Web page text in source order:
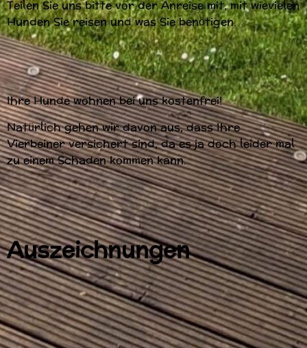
Teilen Sie uns bitte vor der Anreise mit, mit wievielen
Hunden Sie reisen und was Sie benötigen.
Ihre Hunde wohnen bei uns kostenfrei!
Natürlich gehen wir davon aus, dass Ihre
Vierbeiner versichert sind, da es ja doch leider mal
zu einem Schaden kommen kann.
Auszeichnungen